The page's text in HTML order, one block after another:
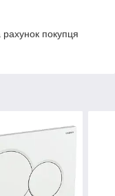
покупця